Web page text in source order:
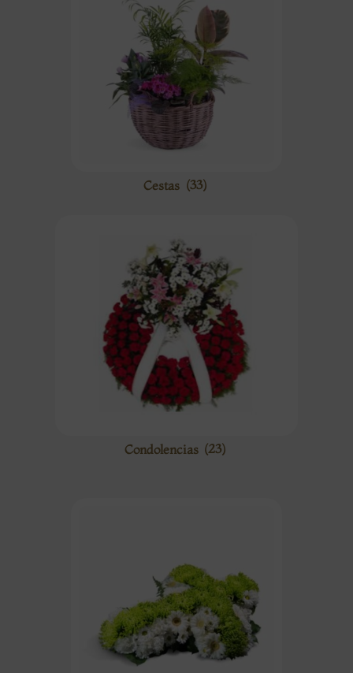
Cestas (33)
Condolencias (23)